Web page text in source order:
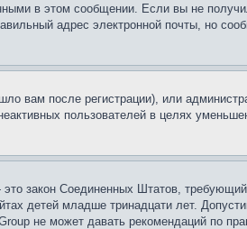
в этом сообщении. Если вы не
адрес электронной почты, но
вам после регистрации), или
пользователей в целях
закон Соединенных Штатов,
детей младше тринадцати лет.
не может давать рекомендаций по